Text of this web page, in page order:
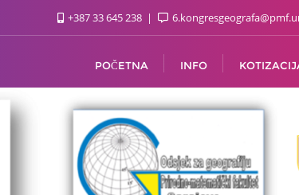
+387 33 645 238
POČETNA INFO